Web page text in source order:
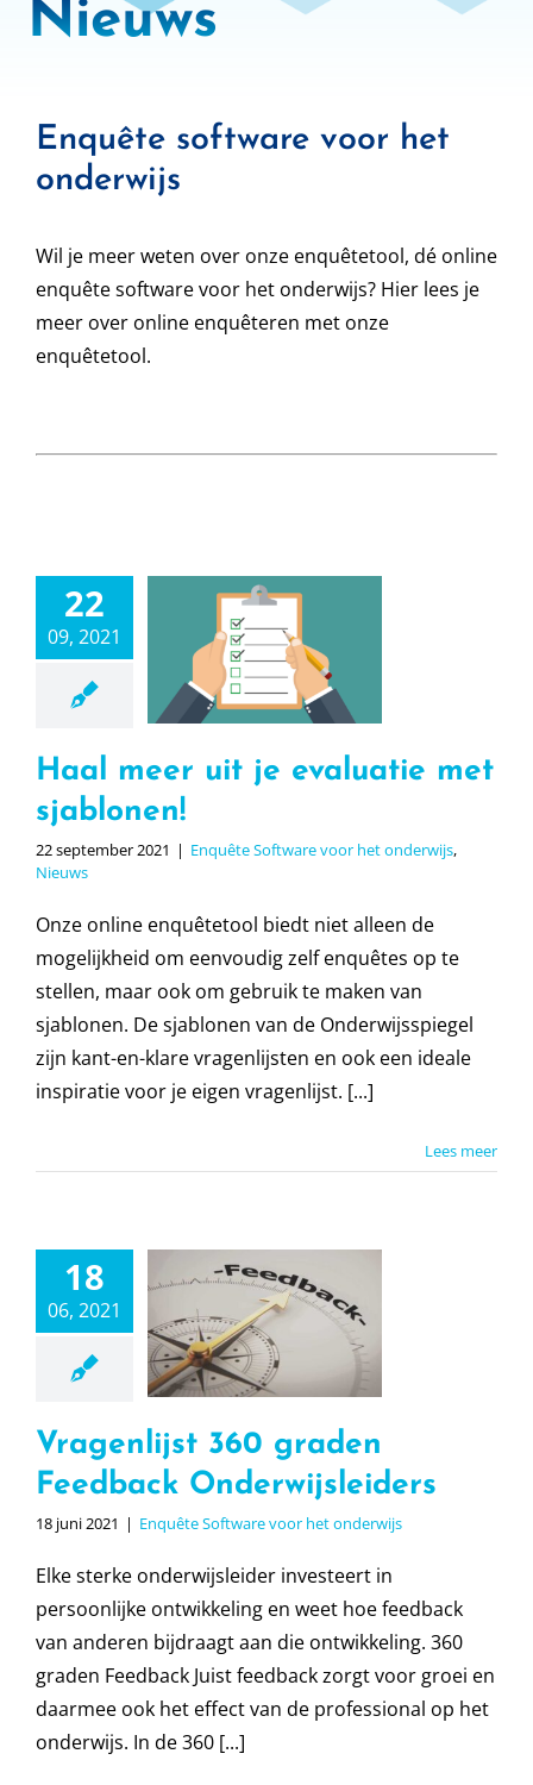
Nieuws
Enquête software voor het
onderwijs
Wil je meer weten over onze enquêtetool, dé online
enquête software voor het onderwijs? Hier lees je
meer over online enquêteren met onze
enquêtetool.
22
09, 2021
meer uit
Software voor
Haal meer uit je evaluatie met
sjablonen!
22 september 2021 | Enquête Software voor het onderwijs,
Nieuws
Onze online enquêtetool biedt niet alleen de
mogelijkheid om eenvoudig zelf enquêtes op te
stellen, maar ook om gebruik te maken van
sjablonen. De sjablonen van de Onderwijsspiegel
zijn kant-en-klare vragenlijsten en ook een ideale
inspiratie voor je eigen vragenlijst. [...]
Lees meer
18
06, 2021
360
onderwijs
Vragenlijst 360 graden
Feedback Onderwijsleiders
18 juni 2021 | Enquête Software voor het onderwijs
Elke sterke onderwijsleider investeert in
persoonlijke ontwikkeling en weet hoe feedback
van anderen bijdraagt aan die ontwikkeling. 360
graden Feedback Juist feedback zorgt voor groei en
daarmee ook het effect van de professional op het
onderwijs. In de 360 [...]